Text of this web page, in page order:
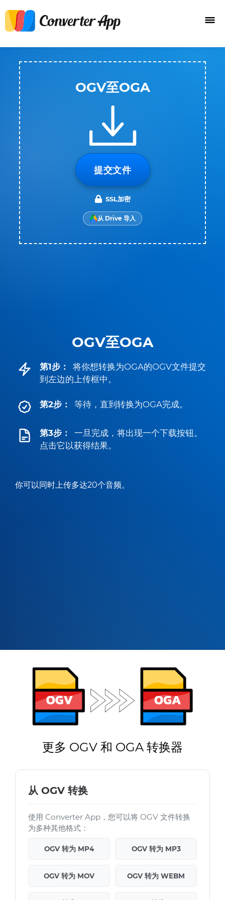
OGV至OGA
第1步：
将你想转换为OGA的OGV文件提交
到左边的上传框中。
第2步： 等待，直到转换为OGA完成。
第3步：
一旦完成，将出现一个下载按钮。
点击它以获得结果。
你可以同时上传多达20个音频。
OGV至OGA
提交文件
SSL加密
从 Drive 导入
更多 OGV 和 OGA 转换器
从 OGV 转换
使用 Converter App，您可以将 OGV 文件转换
为多种其他格式：
OGV 转为 MP4 OGV 转为 MP3
OGV 转为 MOV OGV 转为 WEBM